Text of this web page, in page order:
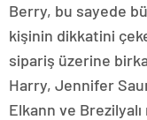
Berry, bu sayede
kişinin dikkatini
sipariş üzerine
Harry, Jennifer
Elkann ve